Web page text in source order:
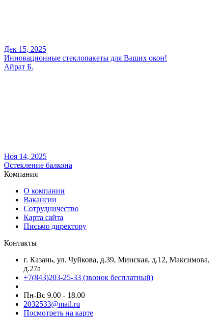
Дек 15, 2025
Инновационные стеклопакеты для Ваших окон!
Айрат Б.
Ноя 14, 2025
Остекление балкона
Компания
О компании
Вакансии
Сотрудничество
Карта сайта
Письмо директору
Контакты
г. Казань, ул. Чуйкова, д.39, Минская, д.12, Максимова,
д.27а
+7(843)203-25-33 (звонок бесплатный)
Пн-Вс 9.00 - 18.00
2032533@mail.ru
Посмотреть на карте